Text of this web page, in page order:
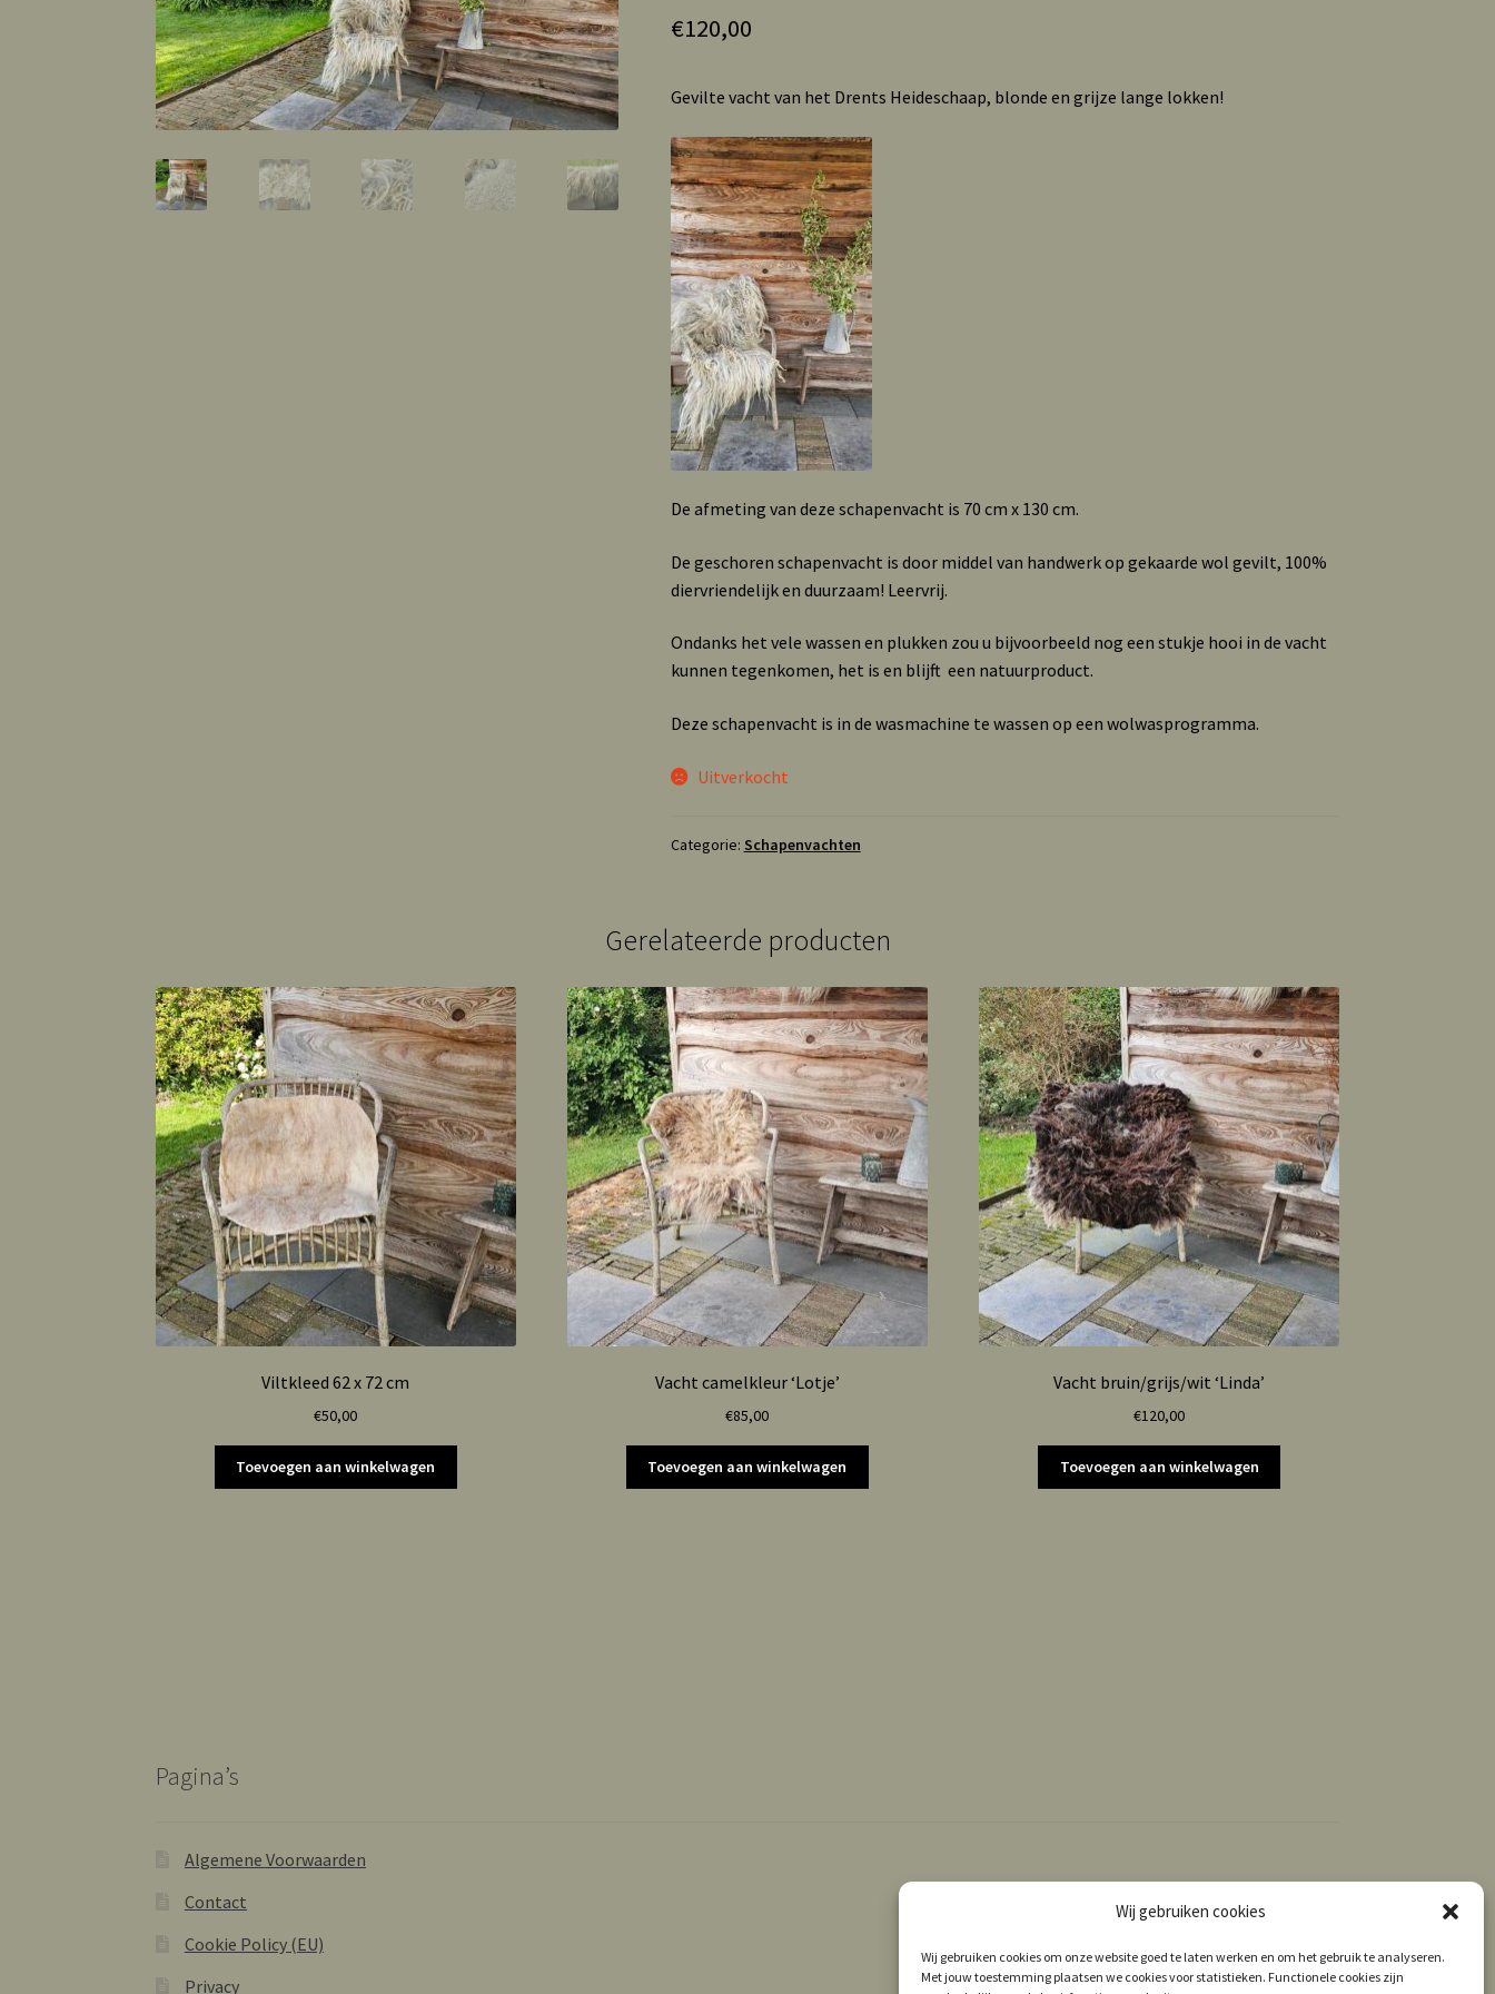
Wij gebruiken cookies
Wij gebruiken cookies om onze website goed te laten werken en om het gebruik te analyseren.
Met jouw toestemming plaatsen we cookies voor statistieken. Functionele cookies zijn
€120,00
Gevilte vacht van het Drents Heideschaap, blonde en grijze lange lokken!
De afmeting van deze schapenvacht is 70 cm x 130 cm.
De geschoren schapenvacht is door middel van handwerk op gekaarde wol gevilt, 100%
diervriendelijk en duurzaam! Leervrij.
Ondanks het vele wassen en plukken zou u bijvoorbeeld nog een stukje hooi in de vacht
kunnen tegenkomen, het is en blijft een natuurproduct.
Deze schapenvacht is in de wasmachine te wassen op een wolwasprogramma.
Uitverkocht
Categorie: Schapenvachten
Gerelateerde producten
Viltkleed 62 x 72 cm
€50,00
Toevoegen aan winkelwagen
Vacht camelkleur ‘Lotje’
€85,00
Toevoegen aan winkelwagen
Vacht bruin/grijs/wit ‘Linda’
€120,00
Toevoegen aan winkelwagen
Pagina’s
Algemene Voorwaarden
Contact
Cookie Policy (EU)
Privacy